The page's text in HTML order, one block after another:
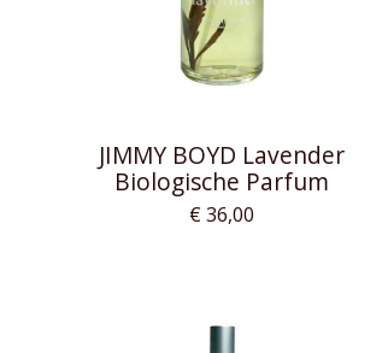
JIMMY BOYD Lavender
Biologische Parfum
€ 36,00